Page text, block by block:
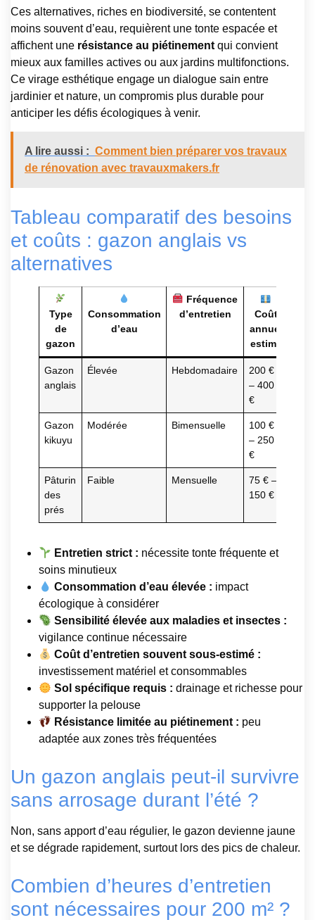
Ces alternatives, riches en biodiversité, se contentent
moins souvent d’eau, requièrent une tonte espacée et
affichent une résistance au piétinement qui convient
mieux aux familles actives ou aux jardins multifonctions.
Ce virage esthétique engage un dialogue sain entre
jardinier et nature, un compromis plus durable pour
anticiper les défis écologiques à venir.
A lire aussi : Comment bien préparer vos travaux
de rénovation avec travauxmakers.fr
Tableau comparatif des besoins
et coûts : gazon anglais vs
alternatives
Type
de
gazon
Consommation
d’eau
Fréquence
d’entretien
Coût
annuel
estimé
Gazon
anglais
Élevée Hebdomadaire
200 €
– 400
€
Gazon
kikuyu
Modérée Bimensuelle
100 €
– 250
€
Pâturin
des
prés
Faible Mensuelle
75 € –
150 €
Entretien strict : nécessite tonte fréquente et
soins minutieux
Consommation d’eau élevée : impact
écologique à considérer
Sensibilité élevée aux maladies et insectes :
vigilance continue nécessaire
Coût d’entretien souvent sous-estimé :
investissement matériel et consommables
Sol spécifique requis : drainage et richesse pour
supporter la pelouse
Résistance limitée au piétinement : peu
adaptée aux zones très fréquentées
Un gazon anglais peut-il survivre
sans arrosage durant l’été ?
Non, sans apport d’eau régulier, le gazon devienne jaune
et se dégrade rapidement, surtout lors des pics de chaleur.
Combien d’heures d’entretien
sont nécessaires pour 200 m² ?